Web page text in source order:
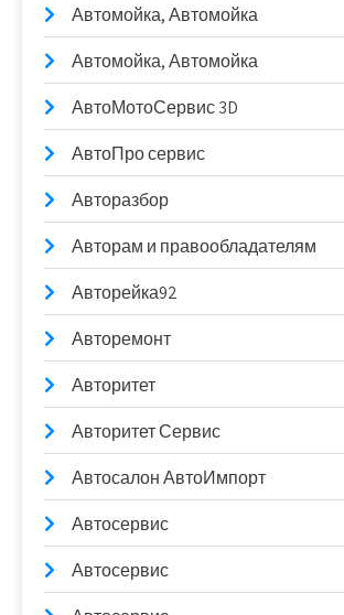
Автомойка, Автомойка
Автомойка, Автомойка
АвтоМотоСервис 3D
АвтоПро сервис
Авторазбор
Авторам и правообладателям
Авторейка92
Авторемонт
Авторитет
Авторитет Сервис
Автосалон АвтоИмпорт
Автосервис
Автосервис